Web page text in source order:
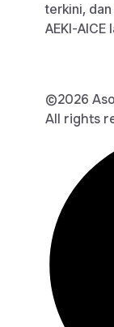
terkini,
AEKI-AICE
©2026
All rights